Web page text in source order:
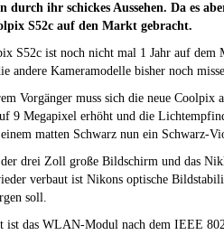
durch ihr schickes Aussehen. Da es
S52c auf den Markt gebracht.
S52c ist noch nicht mal 1 Jahr auf
andere Kameramodelle bisher noch
Vorgänger muss sich die neue
9 Megapixel erhöht und die
matten Schwarz nun ein Schwarz-
drei Zoll große Bildschirm und das
verbaut ist Nikons optische
soll.
ist das WLAN-Modul nach dem IEEE